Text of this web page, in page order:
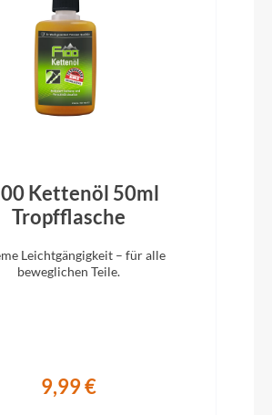
KTM Comp Onroad SB
Kettenöl 50ml
Tropfflasche
Leichtgängigkeit – für alle
beweglichen Teile.
9,99 €